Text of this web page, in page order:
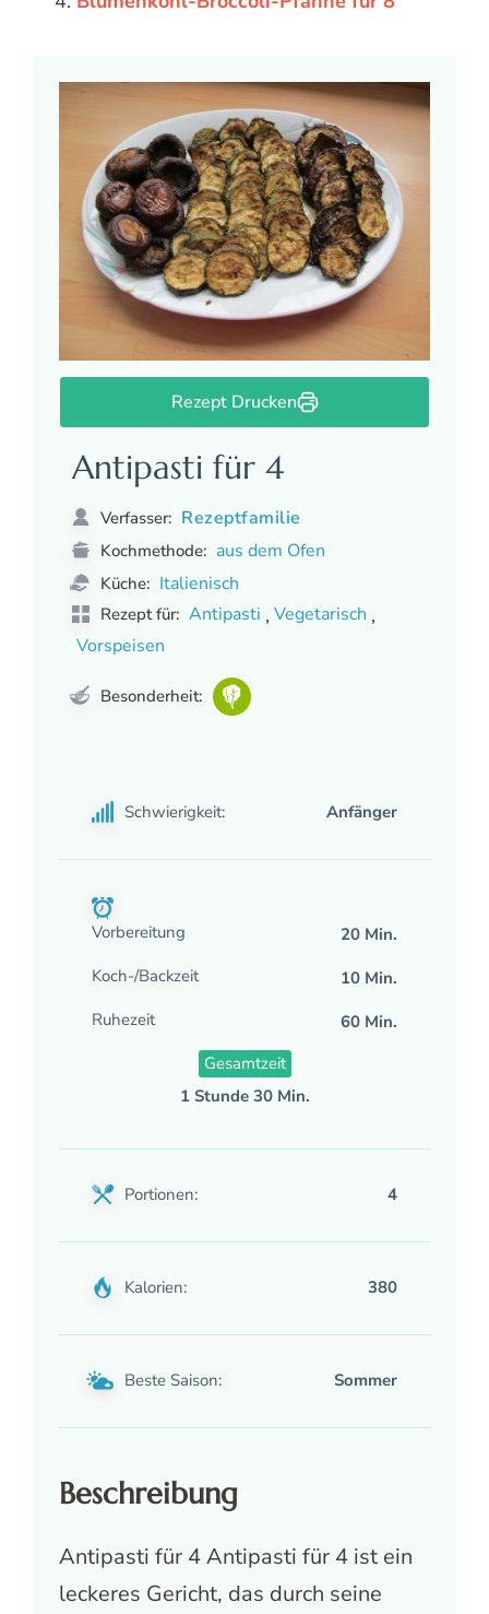
Rezept Drucken
Antipasti für 4
Verfasser: Rezeptfamilie
Kochmethode: aus dem Ofen
Küche: Italienisch
Rezept für: Antipasti , Vegetarisch ,
Vorspeisen
Besonderheit:
Schwierigkeit: Anfänger
Vorbereitung
20 Min.
Koch-/Backzeit
10 Min.
Ruhezeit
60 Min.
Gesamtzeit
1 Stunde 30 Min.
Portionen: 4
Kalorien: 380
Beste Saison: Sommer
Beschreibung
Antipasti für 4 Antipasti für 4 ist ein
leckeres Gericht, das durch seine